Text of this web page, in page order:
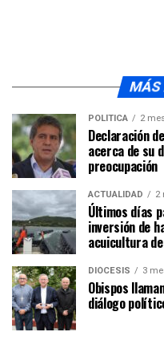
MÁS
POLÍTICA 2
Declaración
acerca de su
preocupación
ACTUALIDAD 2
Últimos días
inversión de
acuicultura
DIÓCESIS 3
Obispos
diálogo